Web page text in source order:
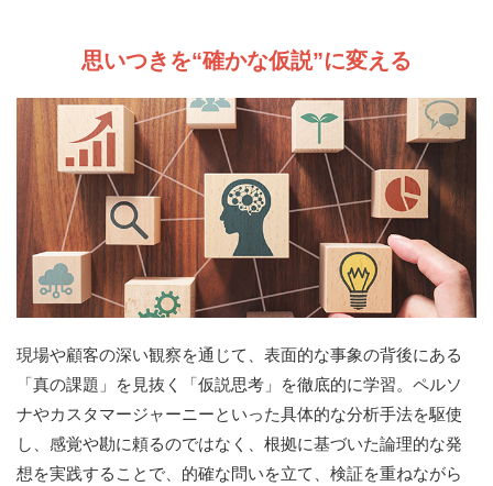
思いつきを“確かな仮説”に変える
現場や顧客の深い観察を通じて、表面的な事象の背後にある
「真の課題」を見抜く「仮説思考」を徹底的に学習。ペルソ
ナやカスタマージャーニーといった具体的な分析手法を駆使
し、感覚や勘に頼るのではなく、根拠に基づいた論理的な発
想を実践することで、的確な問いを立て、検証を重ねながら